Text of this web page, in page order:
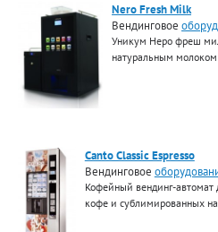
Nero Fresh Milk
Вендинговое
Уникум Неро фреш
натуральным молоком
Canto Classic Espresso
Вендинговое
Кофейный вендинг-автомат
кофе и сублимированных